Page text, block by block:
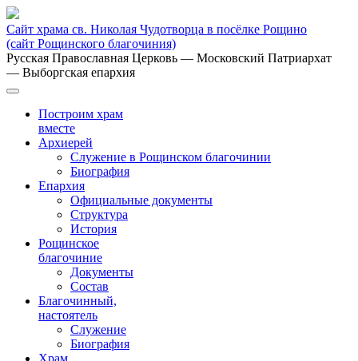
Сайт храма св. Николая Чудотворца в посёлке Рощино
(сайт Рощинского благочиния)
Русская Православная Церковь — Московский Патриархат
— Выборгская епархия
Построим храм
вместе
Архиерей
Служение в Рощинском благочинии
Биография
Епархия
Официальные документы
Структура
История
Рощинское
благочиние
Документы
Состав
Благочинный,
настоятель
Служение
Биография
Храм